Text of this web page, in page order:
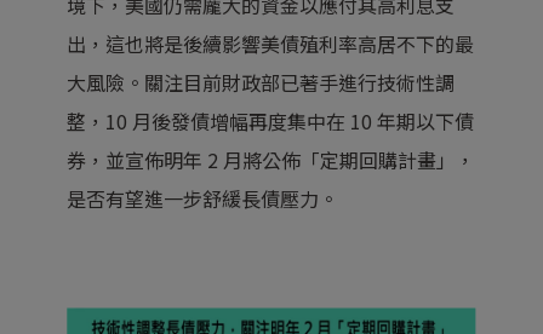
出，這也將是後續影響美債殖利率高居不下的最
大風險。關注目前財政部已著手進行技術性調
整，10 月後發債增幅再度集中在 10 年期以下債
券，並宣佈明年 2 月將公佈「定期回購計畫」，
是否有望進一步舒緩長債壓力。